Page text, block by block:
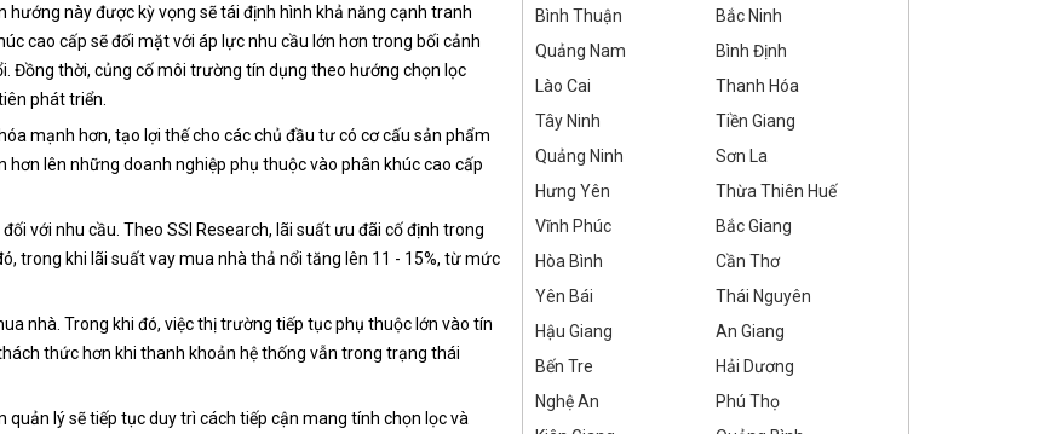
này được kỳ vọng sẽ tái định hình khả năng cạnh tranh
cao cấp sẽ đối mặt với áp lực nhu cầu lớn hơn trong bối cảnh
Đồng thời, củng cố môi trường tín dụng theo hướng chọn lọc
phát triển.
mạnh hơn, tạo lợi thế cho các chủ đầu tư có cơ cấu sản phẩm
lên những doanh nghiệp phụ thuộc vào phân khúc cao cấp
với nhu cầu. Theo SSI Research, lãi suất ưu đãi cố định trong
trong khi lãi suất vay mua nhà thả nổi tăng lên 11 - 15%, từ mức
nhà. Trong khi đó, việc thị trường tiếp tục phụ thuộc lớn vào tín
thức hơn khi thanh khoản hệ thống vẫn trong trạng thái
lý sẽ tiếp tục duy trì cách tiếp cận mang tính chọn lọc và
Bình Thuận
Bắc Ninh
Quảng Nam
Bình Định
Lào Cai
Thanh Hóa
Tây Ninh
Tiền Giang
Quảng Ninh
Sơn La
Hưng Yên
Thừa Thiên Huế
Vĩnh Phúc
Bắc Giang
Hòa Bình
Cần Thơ
Yên Bái
Thái Nguyên
Hậu Giang
An Giang
Bến Tre
Hải Dương
Nghệ An
Phú Thọ